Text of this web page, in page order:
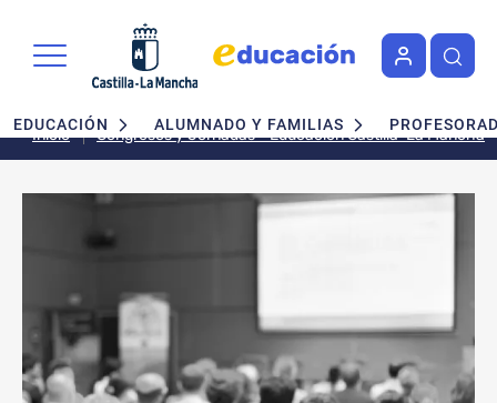
Navegación principal
EDUCACIÓN ALUMNADO Y FAMILIAS
Inicio Congresos y Jornadas - Educación Castilla-La Mancha